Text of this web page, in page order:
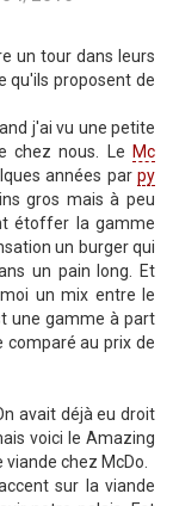
un tour dans leurs
qu'ils proposent de
j'ai vu une petite
chez nous. Le Mc
années par py
gros mais à peu
étoffer la gamme
un burger qui
un pain long. Et
un mix entre le
une gamme à part
comparé au prix de
avait déjà eu droit
voici le Amazing
chez McDo.
sur la viande